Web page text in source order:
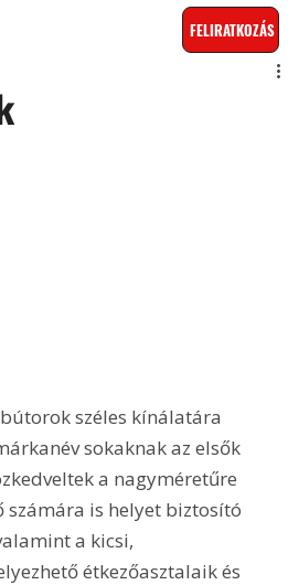
FELIRATKOZÁS
széles kínálatára
sokaknak az elsők
a nagyméretűre
számára is helyet biztosító
a kicsi,
étkezőasztalaik és